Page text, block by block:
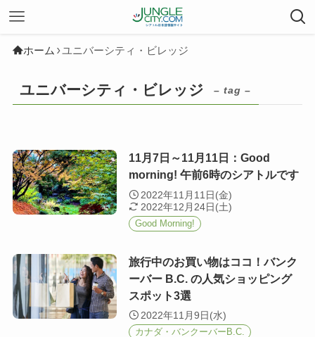
ホーム ユニバーシティ・ビレッジ
ユニバーシティ・ビレッジ – tag –
11月7日～11月11日：Good
morning! 午前6時のシアトルです
2022年11月11日(金)
2022年12月24日(土)
Good Morning!
旅行中のお買い物はココ！バンク
ーバー B.C. の人気ショッピング
スポット3選
2022年11月9日(水)
カナダ・バンクーバーB.C.